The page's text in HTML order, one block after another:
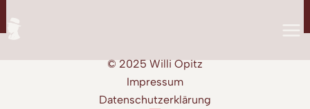
Inhalt
springen
© 2025 Willi Opitz
Impressum
Datenschutzerklärung